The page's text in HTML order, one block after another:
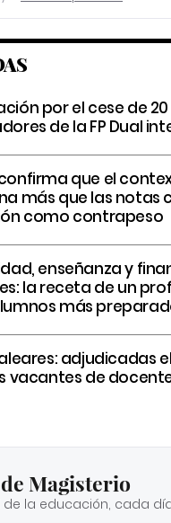
por el cese de 20
de la FP Dual
confirma que el
más que las notas
como contrapeso
enseñanza y
la receta de un
más
adjudicadas
vacantes de
Magisterio
de la educación, cada